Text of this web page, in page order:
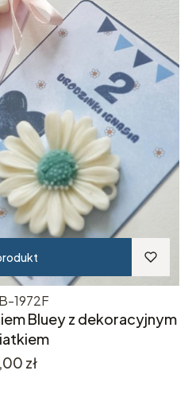
1972F
Bluey z dekoracyjnym
zł